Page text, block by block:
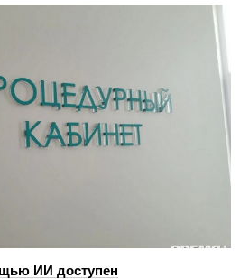
ИИ доступен